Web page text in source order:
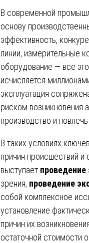
В современной
основу
эффективность,
линии, измерительные
оборудование — все
исчисляется
эксплуатация
риском возникновения
производство и
В таких условиях
причин происшествий
выступает проведение
зрения, проведение
собой комплексное
установление
причин их
остаточной стоимости